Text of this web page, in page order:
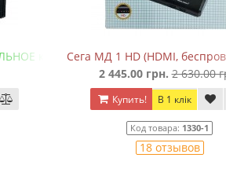
качество!)Сега МД 1 HD (HDMI,
2 445.00 грн. 2 630.00
Купить! В 1 клік
Код товара: 1330-1
18 отзывов